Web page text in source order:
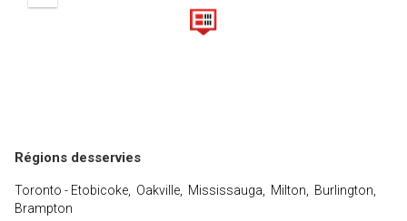
Régions desservies
Toronto - Etobicoke, Oakville, Mississauga, Milton, Burlington,
Brampton